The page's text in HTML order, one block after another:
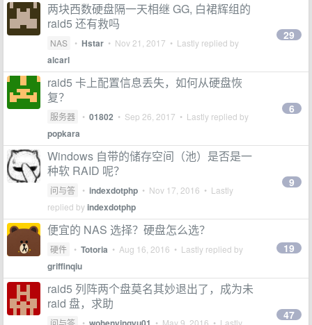
两块西数硬盘隔一天相继 GG, 白裙辉组的
raid5 还有救吗
NAS • Hstar • Nov 21, 2017 • Lastly replied by
alcarl
29
raid5 卡上配置信息丢失，如何从硬盘恢
复？
服务器 • 01802 • Sep 26, 2017 • Lastly replied by
popkara
6
Windows 自带的储存空间（池）是否是一
种软 RAID 呢？
问与答 • indexdotphp • Nov 17, 2016 • Lastly
replied byindexdotphp
9
便宜的 NAS 选择？硬盘怎么选？
硬件 • Totoria • Aug 16, 2016 • Lastly replied by
griffinqiu
19
raid5 列阵两个盘莫名其妙退出了，成为未
raid 盘，求助
问与答 • • May 9, 2016 • Lastly
47